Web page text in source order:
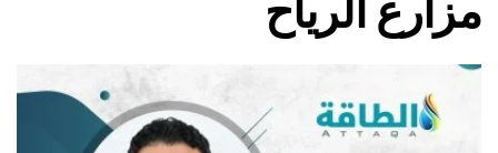
مزارع الرياح